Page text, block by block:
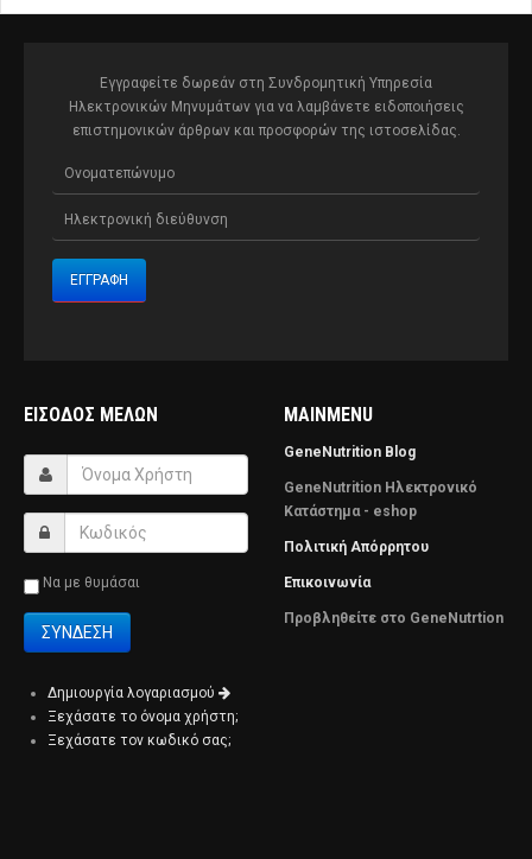
Εγγραφείτε δωρεάν στη Συνδρομητική Υπηρεσία
Ηλεκτρονικών Μηνυμάτων για να λαμβάνετε ειδοποιήσεις
επιστημονικών άρθρων και προσφορών της ιστοσελίδας.
ΕΊΣΟΔΟΣ ΜΕΛΏΝ
Να με θυμάσαι
Δημιουργία λογαριασμού
Ξεχάσατε το όνομα χρήστη;
Ξεχάσατε τον κωδικό σας;
MAINMENU
GeneNutrition Blog
GeneNutrition Ηλεκτρονικό
Κατάστημα - eshop
Πολιτική Απόρρητου
Επικοινωνία
Προβληθείτε στο GeneNutrtion